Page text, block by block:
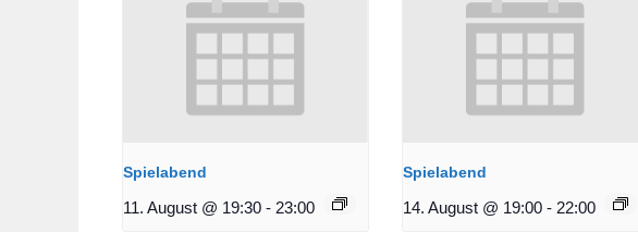
Spielabend
11. August @ 19:30 - 23:00
Spielabend
14. August @ 19:00 - 22:00